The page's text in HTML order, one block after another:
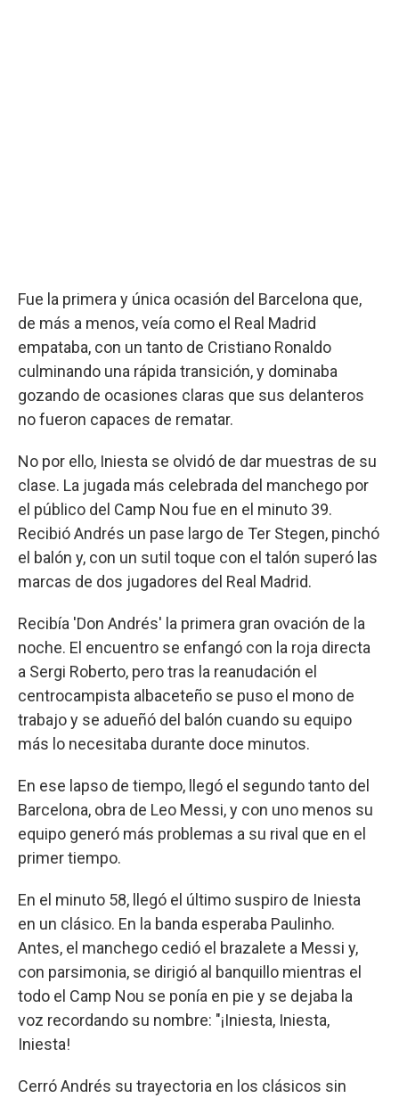
Fue la primera y única ocasión del Barcelona que,
de más a menos, veía como el Real Madrid
empataba, con un tanto de Cristiano Ronaldo
culminando una rápida transición, y dominaba
gozando de ocasiones claras que sus delanteros
no fueron capaces de rematar.
No por ello, Iniesta se olvidó de dar muestras de su
clase. La jugada más celebrada del manchego por
el público del Camp Nou fue en el minuto 39.
Recibió Andrés un pase largo de Ter Stegen, pinchó
el balón y, con un sutil toque con el talón superó las
marcas de dos jugadores del Real Madrid.
Recibía 'Don Andrés' la primera gran ovación de la
noche. El encuentro se enfangó con la roja directa
a Sergi Roberto, pero tras la reanudación el
centrocampista albaceteño se puso el mono de
trabajo y se adueñó del balón cuando su equipo
más lo necesitaba durante doce minutos.
En ese lapso de tiempo, llegó el segundo tanto del
Barcelona, obra de Leo Messi, y con uno menos su
equipo generó más problemas a su rival que en el
primer tiempo.
En el minuto 58, llegó el último suspiro de Iniesta
en un clásico. En la banda esperaba Paulinho.
Antes, el manchego cedió el brazalete a Messi y,
con parsimonia, se dirigió al banquillo mientras el
todo el Camp Nou se ponía en pie y se dejaba la
voz recordando su nombre: "¡Iniesta, Iniesta,
Iniesta!
Cerró Andrés su trayectoria en los clásicos sin